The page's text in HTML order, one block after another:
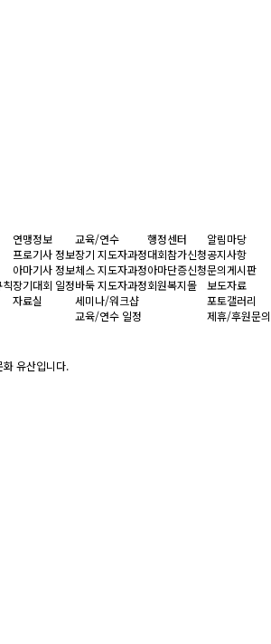
연맹정보
프로기사 정보
아마기사 정보
장기대회 일정
자료실
교육/연수
장기 지도자과정
체스 지도자과정
바둑 지도자과정
세미나/워크샵
교육/연수 일정
행정센터
대회참가신청
아마단증신청
회원복지몰
알림마당
공지사항
문의게시판
보도자료
포토갤러리
제휴/후원문의
유산입니다.